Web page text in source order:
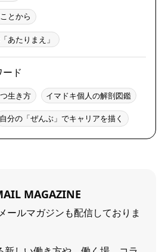
とから
あたりまえ」
ド
生き方 イマドキ個人の解剖図鑑
自分の「ぜんぶ」でキャリアを描く
MAGAZINE
ールマガジンも配信しておりま